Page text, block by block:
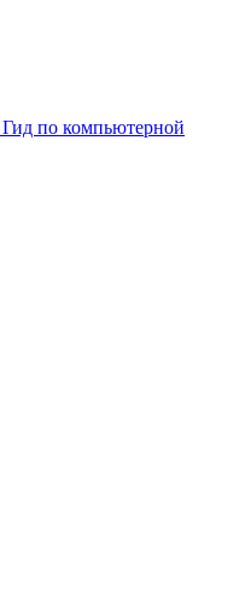
Гид по компьютерной